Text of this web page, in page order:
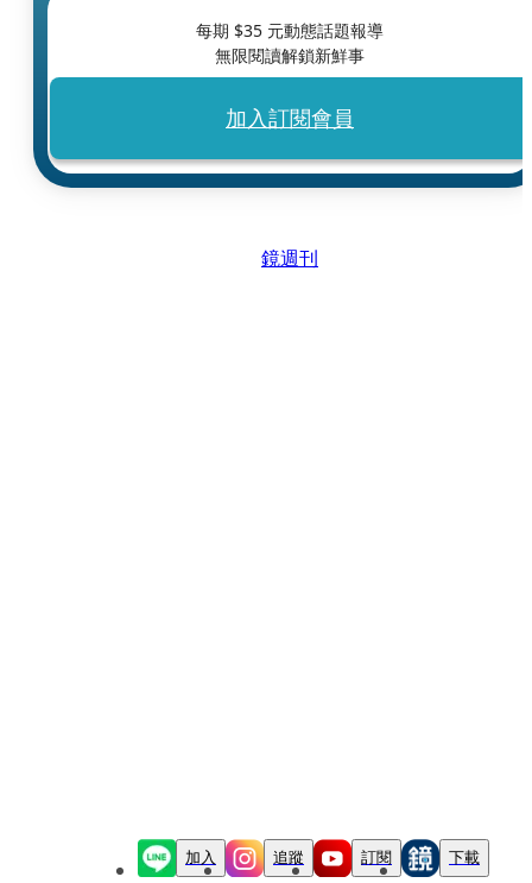
每期 $35 元動態話題報導
無限閱讀解鎖新鮮事
加入訂閱會員
鏡週刊
加入 追蹤 訂閱 下載